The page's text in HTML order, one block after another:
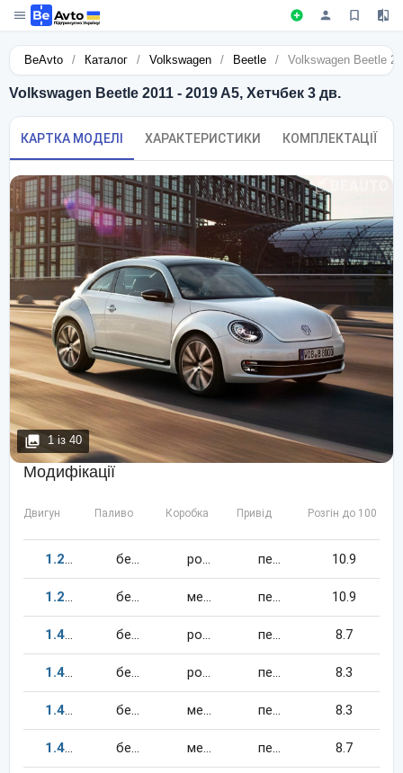
BeAvto / Каталог / Volkswagen / Beetle / Volkswagen Beetle
Volkswagen Beetle 2011 - 2019 A5, Хетчбек 3 дв.
КАРТКА МОДЕЛІ ХАРАКТЕРИСТИКИ КОМПЛЕКТАЦІЇ
1 із 40
Модифікації
Двигун Паливо Коробка Привід Розгін до 100 км/
1.2105 бензин робот передній 10.9
1.2105 бензин механіка передній 10.9
1.4150 бензин робот передній 8.7
1.4160 бензин робот передній 8.3
1.4160 бензин механіка передній 8.3
1.4150 бензин механіка передній 8.7